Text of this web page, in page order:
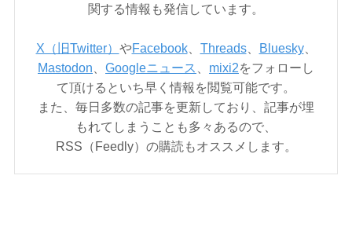
関する情報も発信しています。
X（旧Twitter） やFacebook、 Threads、 Bluesky、
Mastodon
Googleニュース mixi2をフォローし
て頂けるといち早く情報を閲覧可能です。
また、毎日多数の記事を更新しており、記事が埋
もれてしまうことも多々あるので、
RSS（Feedly）の購読もオススメします。